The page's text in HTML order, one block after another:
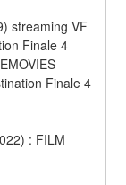
streaming VF
Finale 4
Finale 4
: FILM